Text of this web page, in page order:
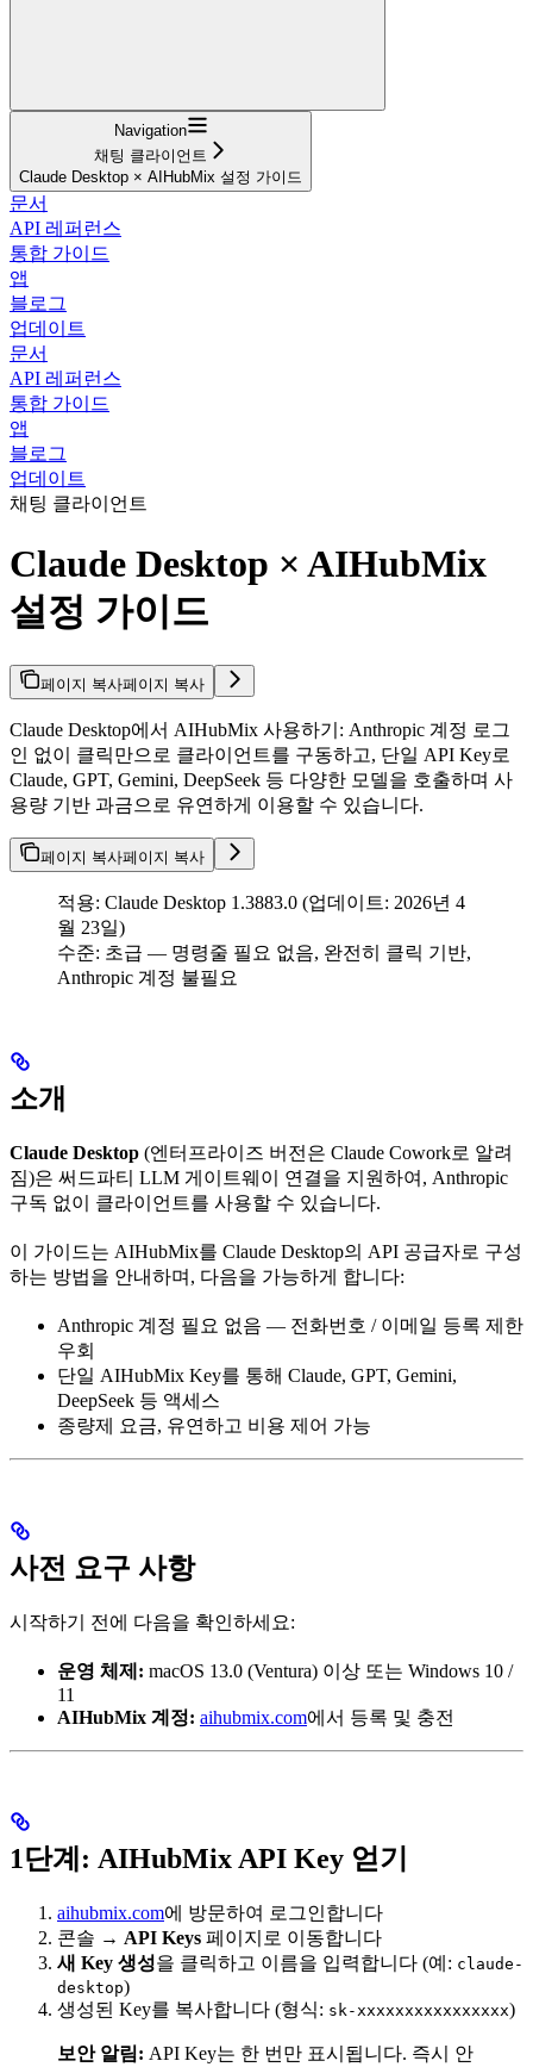
Navigation
채팅 클라이언트
Claude Desktop × AIHubMix 설정 가이드
문서
API 레퍼런스
통합 가이드
앱
블로그
업데이트
문서
API 레퍼런스
통합 가이드
앱
블로그
업데이트
채팅 클라이언트
Claude Desktop × AIHubMix
설정 가이드
페이지 복사페이지 복사
Claude Desktop에서 AIHubMix 사용하기: Anthropic 계정 로그
인 없이 클릭만으로 클라이언트를 구동하고, 단일 API Key로
Claude, GPT, Gemini, DeepSeek 등 다양한 모델을 호출하며 사
용량 기반 과금으로 유연하게 이용할 수 있습니다.
페이지 복사페이지 복사
적용: Claude Desktop 1.3883.0 (업데이트: 2026년 4
월 23일)
수준: 초급 — 명령줄 필요 없음, 완전히 클릭 기반,
Anthropic 계정 불필요
소개
Claude Desktop (엔터프라이즈 버전은 Claude Cowork로 알려
짐)은 써드파티 LLM 게이트웨이 연결을 지원하여, Anthropic
구독 없이 클라이언트를 사용할 수 있습니다.
이 가이드는 AIHubMix를 Claude Desktop의 API 공급자로 구성
하는 방법을 안내하며, 다음을 가능하게 합니다:
Anthropic 계정 필요 없음 — 전화번호 / 이메일 등록 제한
우회
단일 AIHubMix Key를 통해 Claude, GPT, Gemini,
DeepSeek 등 액세스
종량제 요금, 유연하고 비용 제어 가능
사전 요구 사항
시작하기 전에 다음을 확인하세요:
운영 체제: macOS 13.0 (Ventura) 이상 또는 Windows 10 /
11
AIHubMix 계정: aihubmix.com에서 등록 및 충전
1단계: AIHubMix API Key 얻기
aihubmix.com에 방문하여 로그인합니다
콘솔 → API Keys 페이지로 이동합니다
새 Key 생성을 클릭하고 이름을 입력합니다 (예: claude-
desktop)
생성된 Key를 복사합니다 (형식: sk-xxxxxxxxxxxxxxxx)
보안 알림: API Key는 한 번만 표시됩니다. 즉시 안